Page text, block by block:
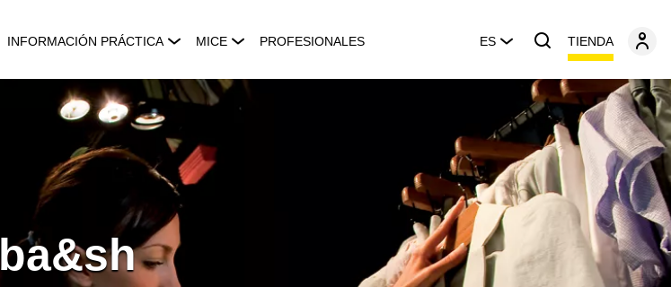
INFORMACIÓN PRÁCTICA MICE PROFESIONALES ES TIENDA
ba&sh